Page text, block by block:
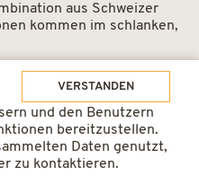
aus Schweizer
kommen im schlanken,
4.00 / Dose
VERSTANDEN
und den Benutzern
bereitzustellen.
Daten genutzt,
zu kontaktieren.